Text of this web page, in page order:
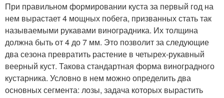
При правильном формировании куста за первый год на
нем вырастает 4 мощных побега, призванных стать так
называемыми рукавами виноградника. Их толщина
должна быть от 4 до 7 мм. Это позволит за следующие
два сезона превратить растение в четырех-рукавный
веерный куст. Такова стандартная форма виноградного
кустарника. Условно в нем можно определить два
основных сегмента: лозы, задача которых вырастить